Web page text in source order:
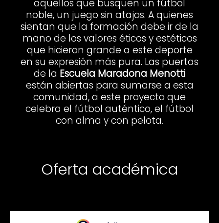
aquellos que busquen un fútbol
noble, un juego sin atajos. A quienes
sientan que la formación debe ir de la
mano de los valores éticos y estéticos
que hicieron grande a este deporte
en su expresión más pura. Las puertas
de la Escuela Maradona Menotti
están abiertas para sumarse a esta
comunidad, a este proyecto que
celebra el fútbol auténtico, el fútbol
con alma y con pelota.
Oferta académica